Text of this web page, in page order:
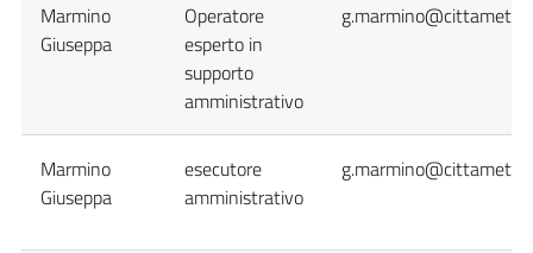
Marmino
Giuseppa
Operatore
esperto in
supporto
amministrativo
Marmino
Giuseppa
esecutore
amministrativo